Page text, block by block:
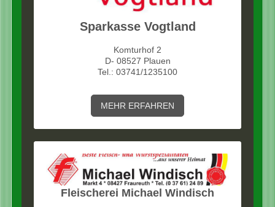
Sparkasse Vogtland
Komturhof 2
D- 08527 Plauen
Tel.: 03741/1235100
MEHR ERFAHREN
Fleischerei Michael Windisch